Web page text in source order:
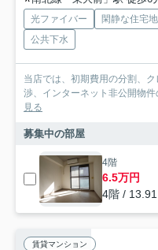
光ファイバー 閑静な住宅地
公共下水
当店では、初期費用の分割、
渉、インターネット非公開物
見る
募集中の部屋
4階
6.5万円
4階 /
賃貸マンション